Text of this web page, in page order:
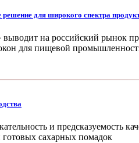
для широкого спектра
на российский рынок
для пи­щевой
и пред­сказуемость
сахарных помадок